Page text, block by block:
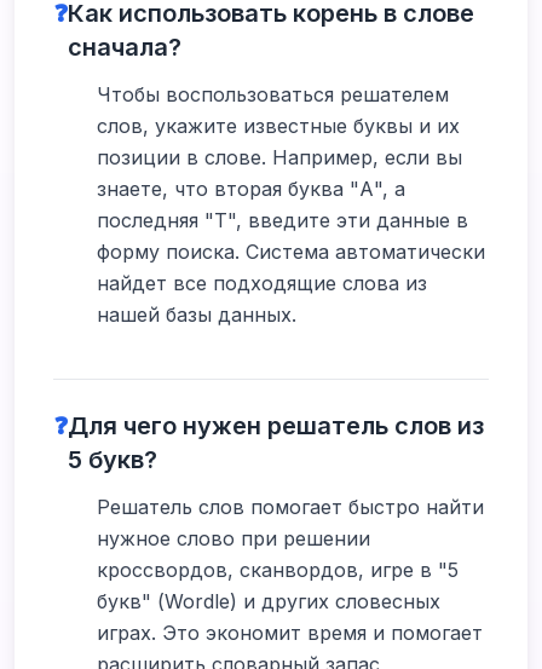
❓Как использовать корень в слове
сначала?
Чтобы воспользоваться решателем
слов, укажите известные буквы и их
позиции в слове. Например, если вы
знаете, что вторая буква "А", а
последняя "Т", введите эти данные в
форму поиска. Система автоматически
найдет все подходящие слова из
нашей базы данных.
❓Для чего нужен решатель слов из
5 букв?
Решатель слов помогает быстро найти
нужное слово при решении
кроссвордов, сканвордов, игре в "5
букв" (Wordle) и других словесных
играх. Это экономит время и помогает
расширить словарный запас,